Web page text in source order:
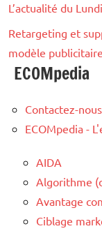
L’actualité du
Retargeting et
modèle
ECOMpedia
Contactez-nous
ECOMpedia -
AIDA
Algorithme
Avantage
Ciblage